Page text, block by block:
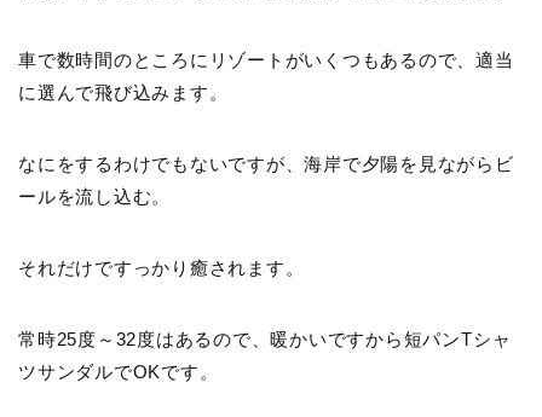
車で数時間のところにリゾートがいくつもあるので、適当
に選んで飛び込みます。
なにをするわけでもないですが、海岸で夕陽を見ながらビ
ールを流し込む。
それだけですっかり癒されます。
常時25度～32度はあるので、暖かいですから短パンTシャ
ツサンダルでOKです。